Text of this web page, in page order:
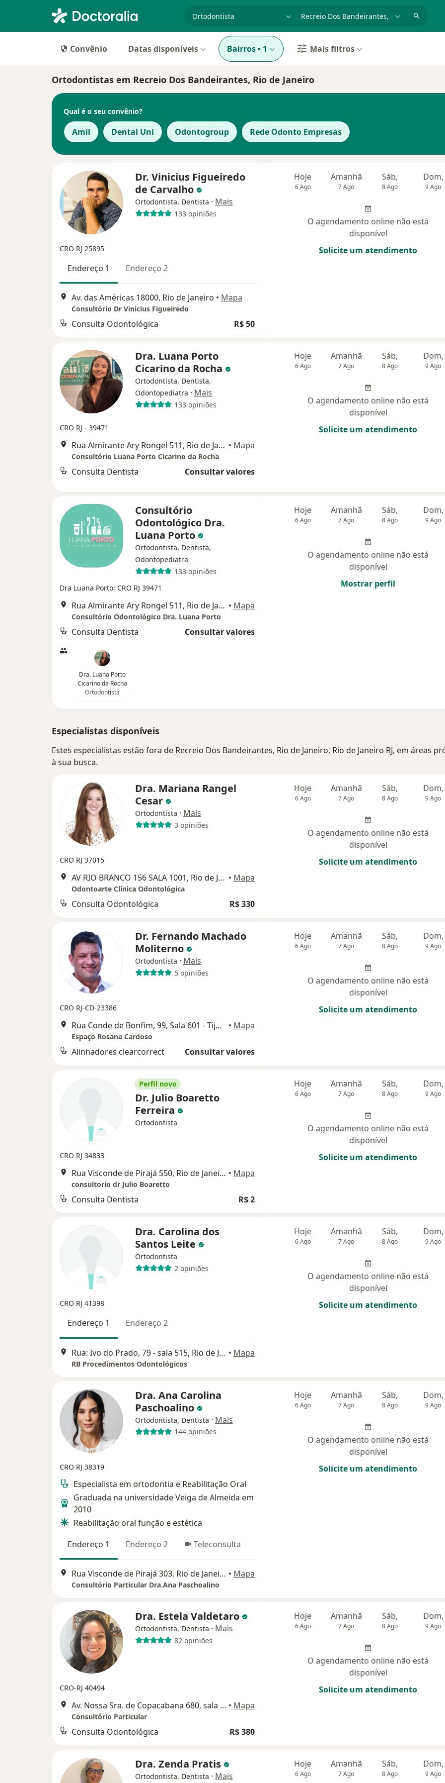
Convênio Datas disponíveis Bairros• 1 Mais filtros
Ortodontistas em Recreio Dos Bandeirantes, Rio de Janeiro
Qual é o seu convênio?
Amil Dental Uni Odontogroup Rede Odonto Empresas
Dr. Vinicius Figueiredo
de Carvalho
Ortodontista, Dentista · Mais
133 opiniões
CRO RJ 25895
Endereço 1 Endereço 2
Av. das Américas 18000, Rio de Janeiro • Mapa
Consultório Dr Vinicius Figueiredo
Consulta Odontológica R$ 50
Hoje
6 Ago
Amanhã
7 Ago
Sáb,
8 Ago
Dom,
9 Ago
O agendamento online não está
disponível
Solicite um atendimento
Dra. Luana Porto
Cicarino da Rocha
Ortodontista, Dentista,
Odontopediatra · Mais
133 opiniões
CRO RJ - 39471
Rua Almirante Ary Rongel 511, Rio de Janeiro • Mapa
Consultório Luana Porto Cicarino da Rocha
Consulta Dentista Consultar valores
Hoje
6 Ago
Amanhã
7 Ago
Sáb,
8 Ago
Dom,
9 Ago
O agendamento online não está
disponível
Solicite um atendimento
Consultório
Odontológico Dra.
Luana Porto
Ortodontista, Dentista,
Odontopediatra
133 opiniões
Dra Luana Porto: CRO RJ 39471
Rua Almirante Ary Rongel 511, Rio de Janeiro • Mapa
Consultório Odontológico Dra. Luana Porto
Consulta Dentista Consultar valores
Dra. Luana Porto
Cicarino da Rocha
Ortodontista
Hoje
6 Ago
Amanhã
7 Ago
Sáb,
8 Ago
Dom,
9 Ago
O agendamento online não está
disponível
Mostrar perfil
Especialistas disponíveis
Estes especialistas estão fora de Recreio Dos Bandeirantes, Rio de Janeiro, Rio de Janeiro RJ, em áreas
à sua busca.
Dra. Mariana Rangel
Cesar
Ortodontista · Mais
3 opiniões
CRO RJ 37015
AV RIO BRANCO 156 SALA 1001, Rio de Janeiro • Mapa
Odontoarte Clínica Odontológica
Consulta Odontológica R$ 330
Hoje
6 Ago
Amanhã
7 Ago
Sáb,
8 Ago
Dom,
9 Ago
O agendamento online não está
disponível
Solicite um atendimento
Dr. Fernando Machado
Moliterno
Ortodontista · Mais
5 opiniões
CRO RJ-CD-23386
Rua Conde de Bonfim, 99, Sala 601 - Tijuca, Rio de Janeiro • Mapa
Espaço Rosana Cardoso
Alinhadores clearcorrect Consultar valores
Hoje
6 Ago
Amanhã
7 Ago
Sáb,
8 Ago
Dom,
9 Ago
O agendamento online não está
disponível
Solicite um atendimento
Perfil novo
Dr. Julio Boaretto
Ferreira
Ortodontista
CRO RJ 34833
Rua Visconde de Pirajá 550, Rio de Janeiro • Mapa
consultorio dr Julio Boaretto
Consulta Dentista R$ 2
Hoje
6 Ago
Amanhã
7 Ago
Sáb,
8 Ago
Dom,
9 Ago
O agendamento online não está
disponível
Solicite um atendimento
Dra. Carolina dos
Santos Leite
Ortodontista
2 opiniões
CRO RJ 41398
Endereço 1 Endereço 2
Rua: Ivo do Prado, 79 - sala 515, Rio de Janeiro • Mapa
RB Procedimentos Odontológicos
Hoje
6 Ago
Amanhã
7 Ago
Sáb,
8 Ago
Dom,
9 Ago
O agendamento online não está
disponível
Solicite um atendimento
Dra. Ana Carolina
Paschoalino
Ortodontista, Dentista · Mais
144 opiniões
CRO RJ 38319
Especialista em ortodontia e Reabilitação Oral
Graduada na universidade Veiga de Almeida em
2010
Reabilitação oral função e estética
Endereço 1
Endereço 2 Teleconsulta
Rua Visconde de Pirajá 303, Rio de Janeiro • Mapa
Consultório Particular Dra.Ana Paschoalino
Hoje
6 Ago
Amanhã
7 Ago
Sáb,
8 Ago
Dom,
9 Ago
O agendamento online não está
disponível
Solicite um atendimento
Dra. Estela Valdetaro
Ortodontista, Dentista · Mais
82 opiniões
CRO-RJ 40494
Av. Nossa Sra. de Copacabana 680, sala 605, Rio de Janeiro • Mapa
Consultório Particular
Consulta Odontológica R$ 380
Hoje
6 Ago
Amanhã
7 Ago
Sáb,
8 Ago
Dom,
9 Ago
O agendamento online não está
disponível
Solicite um atendimento
Dra. Zenda Pratis
Ortodontista, Dentista · Mais
Hoje
6 Ago
Amanhã
7 Ago
Sáb,
8 Ago
Dom,
9 Ago